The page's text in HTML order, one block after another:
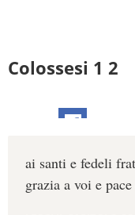
Colossesi 1 2
ai santi e fedeli
grazia a voi e